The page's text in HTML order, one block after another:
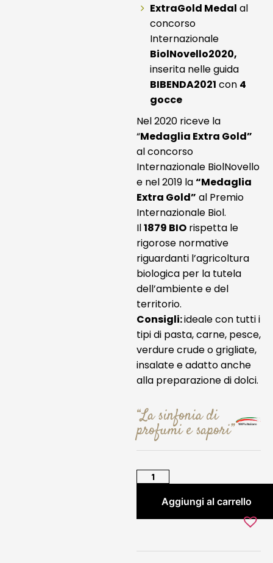
ExtraGold Medal al
concorso
Internazionale
BiolNovello2020,
inserita nelle guida
BIBENDA2021 con 4
gocce
Nel 2020 riceve la
“Medaglia Extra Gold”
al concorso
Internazionale BiolNovello
e nel 2019 la“Medaglia
Extra Gold” al Premio
Internazionale Biol.
Il1879 BIO rispetta le
rigorose normative
riguardanti l’agricoltura
biologica per la tutela
dell’ambiente e del
territorio.
Consigli:ideale con tutti i
tipi di pasta, carne, pesce,
verdure crude o grigliate,
insalate e adatto anche
alla preparazione di dolci.
“La sinfonia di
profumi e sapori”
Aggiungi al carrello